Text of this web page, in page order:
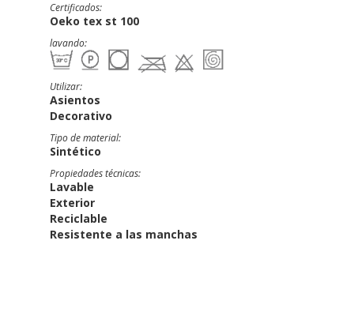
Certificados:
Oeko tex st 100
lavando:
Utilizar:
Asientos
Decorativo
Tipo de material:
Sintético
Propiedades técnicas:
Lavable
Exterior
Reciclable
Resistente a las manchas